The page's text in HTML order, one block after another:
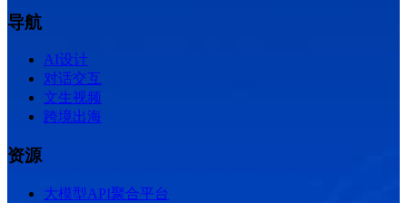
导航
AI设计
对话交互
文生视频
跨境出海
资源
大模型API聚合平台